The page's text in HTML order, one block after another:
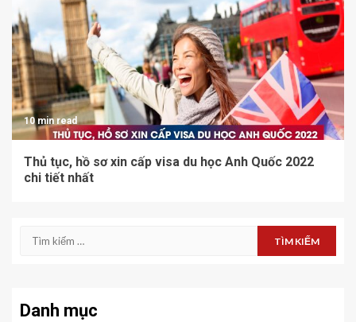
10 min read
Thủ tục, hồ sơ xin cấp visa du học Anh Quốc 2022
chi tiết nhất
Tìm
Danh mục